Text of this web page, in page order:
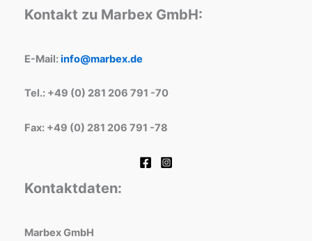
Kontakt zu Marbex GmbH:
E-Mail:info@marbex.de
Tel.: +49 (0) 281 206 791 -70
Fax: +49 (0) 281 206 791 -78
Kontaktdaten:
Marbex GmbH